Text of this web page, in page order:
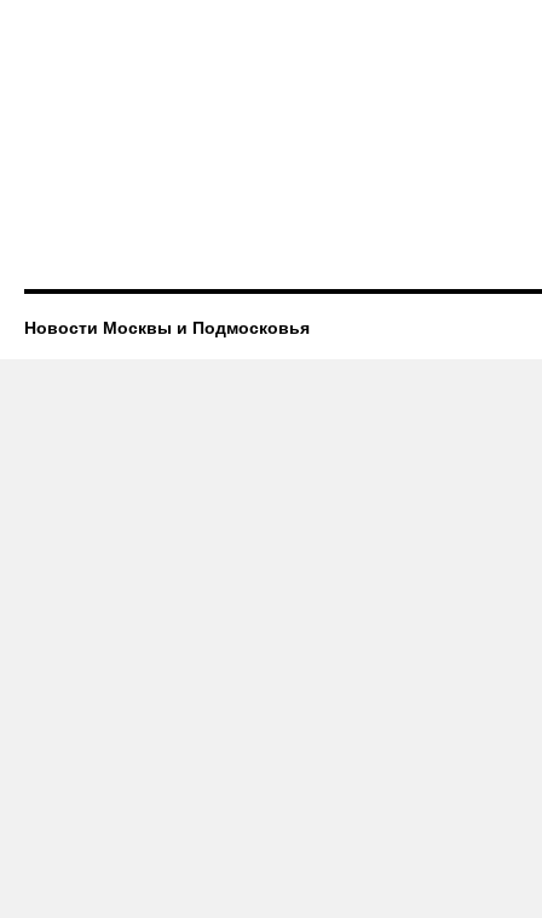
Новости Москвы и Подмосковья